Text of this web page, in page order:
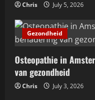
3
jacht
4
Chris July 5, 2026
Gezondheid
Osteopathie in
van gezondheid
Chris July 3, 2026